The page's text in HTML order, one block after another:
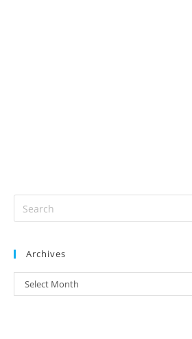
Archives
Select Month